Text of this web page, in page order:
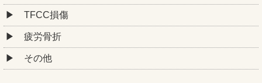
TFCC損傷
疲労骨折
その他